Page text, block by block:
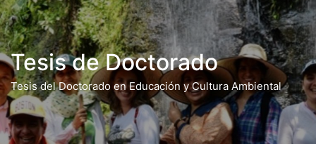
Tesis de Doctorado
Tesis del Doctorado en Educación y Cultura Ambiental